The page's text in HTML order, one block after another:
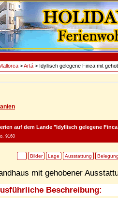
>Artá > Idyllisch gelegene Finca mit
auf dem Lande "Idyllisch gelegene
9160
Bilder Lage Ausstattung
mit gehobener
Beschreibung: